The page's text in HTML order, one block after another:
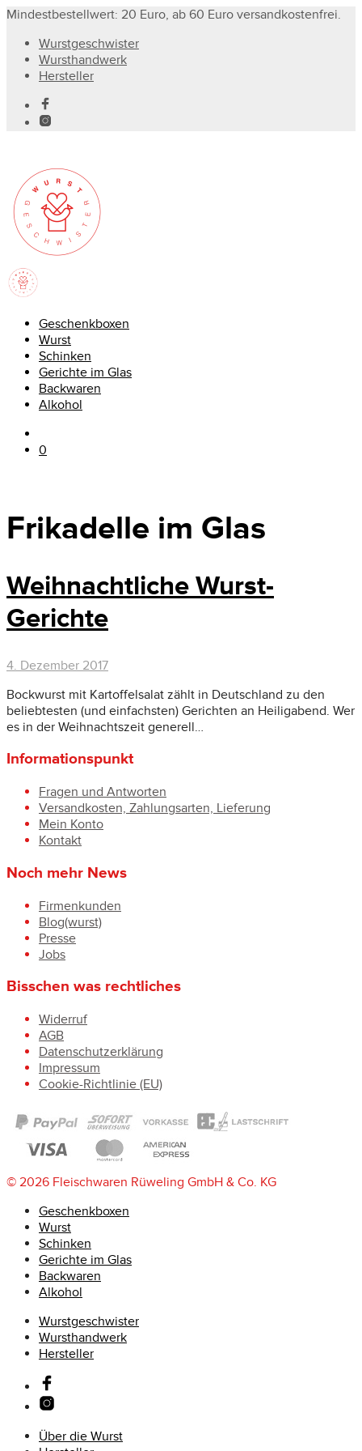
Mindestbestellwert: 20 Euro, ab 60 Euro versandkostenfrei.
Wurstgeschwister
Wursthandwerk
Hersteller
Geschenkboxen
Wurst
Schinken
Gerichte im Glas
Backwaren
Alkohol
0
Frikadelle im Glas
Weihnachtliche Wurst-
Gerichte
4. Dezember 2017
Bockwurst mit Kartoffelsalat zählt in Deutschland zu den
beliebtesten (und einfachsten) Gerichten an Heiligabend. Wer
es in der Weihnachtszeit generell…
Informationspunkt
Fragen und Antworten
Versandkosten, Zahlungsarten, Lieferung
Mein Konto
Kontakt
Noch mehr News
Firmenkunden
Blog(wurst)
Presse
Jobs
Bisschen was rechtliches
Widerruf
AGB
Datenschutzerklärung
Impressum
Cookie-Richtlinie (EU)
© 2026 Fleischwaren Rüweling GmbH & Co. KG
Geschenkboxen
Wurst
Schinken
Gerichte im Glas
Backwaren
Alkohol
Wurstgeschwister
Wursthandwerk
Hersteller
Über die Wurst